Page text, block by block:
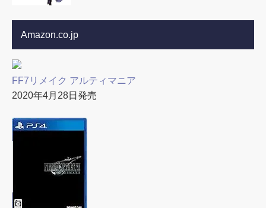
Amazon.co.jp
FF7リメイク アルティマニア
2020年4月28日発売